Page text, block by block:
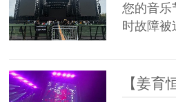
您的音乐
时故障